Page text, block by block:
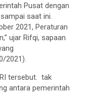
Pusat dengan
saat ini.
2021, Peraturan
ujar Rifqi, sapaan
2021).
tersebut. tak
antara pemerintah